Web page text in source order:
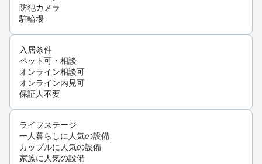
防犯カメラ
駐輪場
入居条件
ペット可・相談
オンライン相談可
オンライン内見可
保証人不要
ライフステージ
一人暮らしに人気の設備
カップルに人気の設備
家族に人気の設備